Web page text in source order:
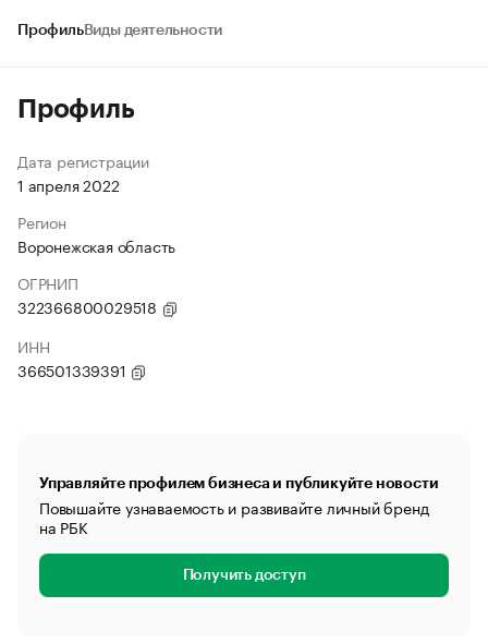
ПрофильВиды деятельности
Профиль
Дата регистрации
1 апреля 2022
Регион
Воронежская область
ОГРНИП
322366800029518
ИНН
366501339391
Управляйте профилем бизнеса и публикуйте новости
Повышайте узнаваемость и развивайте личный бренд
на РБК
Получить доступ